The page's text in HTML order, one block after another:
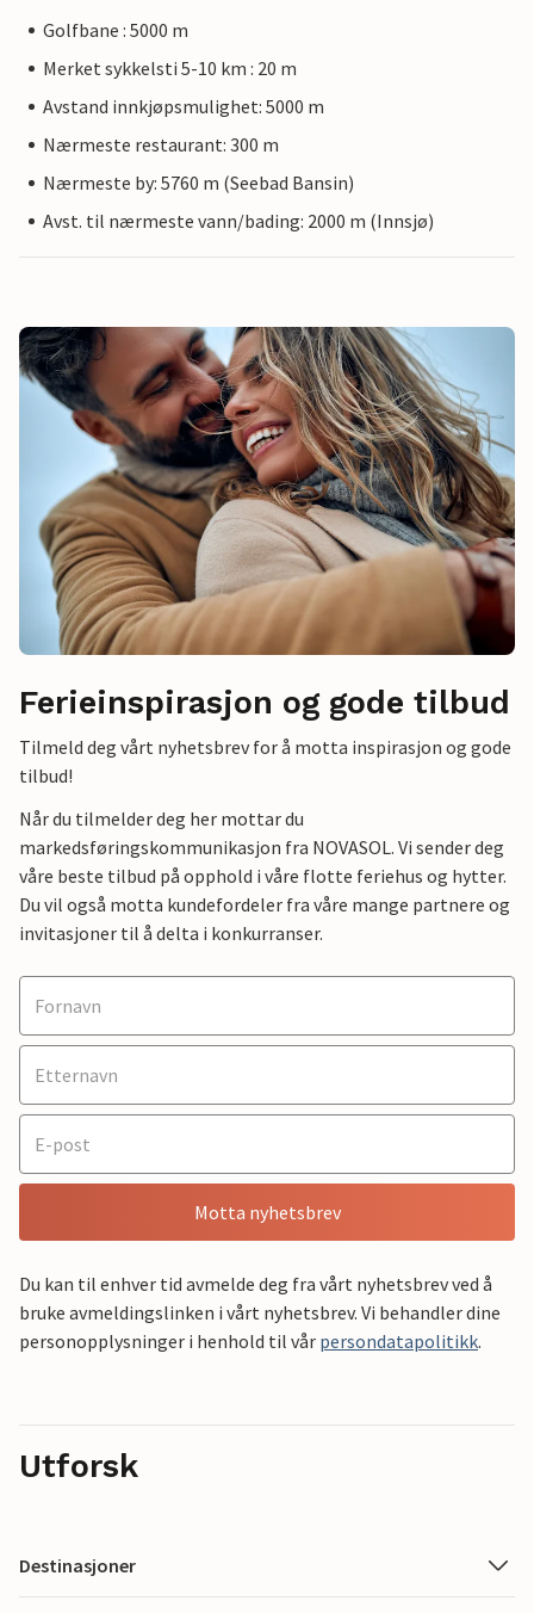
Golfbane : 5000 m
Merket sykkelsti 5-10 km : 20 m
Avstand innkjøpsmulighet: 5000 m
Nærmeste restaurant: 300 m
Nærmeste by: 5760 m (Seebad Bansin)
Avst. til nærmeste vann/bading: 2000 m (Innsjø)
Ferieinspirasjon og gode tilbud
Tilmeld deg vårt nyhetsbrev for å motta inspirasjon og gode
tilbud!
Når du tilmelder deg her mottar du
markedsføringskommunikasjon fra NOVASOL. Vi sender deg
våre beste tilbud på opphold i våre flotte feriehus og hytter.
Du vil også motta kundefordeler fra våre mange partnere og
invitasjoner til å delta i konkurranser.
Motta nyhetsbrev
Du kan til enhver tid avmelde deg fra vårt nyhetsbrev ved å
bruke avmeldingslinken i vårt nyhetsbrev. Vi behandler dine
personopplysninger i henhold til vår persondatapolitikk.
Utforsk
Destinasjoner